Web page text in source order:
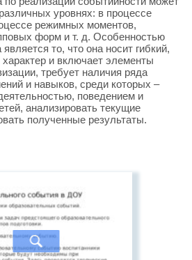
уровнях: в процессе
режимных моментов,
форм и т. д. Особенностью
является то, что она носит гибкий,
и включает элементы
требует наличия ряда
и навыков, среди которых –
поведением и
анализировать текущие
полученные результаты.